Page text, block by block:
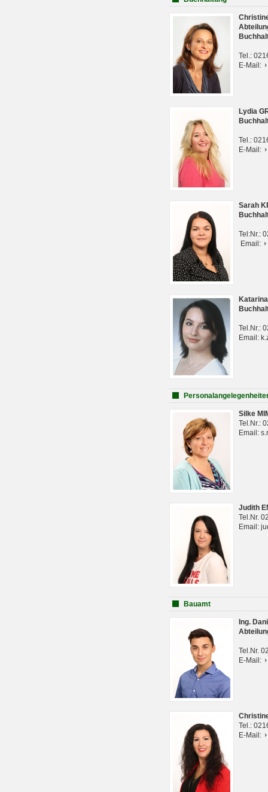
Tel.:
E-Mail:
Lydia
Tel.:
E-Mail:
Sarah
Tel:Nr.:
Email:
Tel.Nr.:
Email:
Silke
Tel.Nr.:
Email:
Judith
Tel.Nr.
Email:
Bauamt
Ing.
Tel.Nr.
E-Mail:
Tel.:
E-Mail: